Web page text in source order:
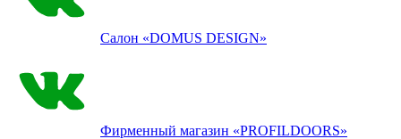
Салон «DOMUS DESIGN»
Фирменный магазин «PROFILDOORS»